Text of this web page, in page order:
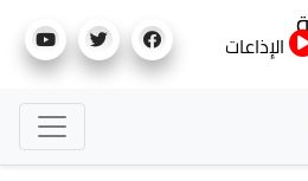
إلى
الإذاعات